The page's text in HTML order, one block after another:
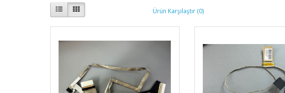
Ürün Karşılaştır (0)